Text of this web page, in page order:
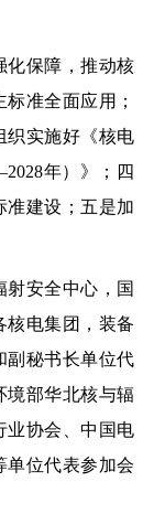
化保障，推动核
标准全面应用 ；
织实施好《核电
年）》；
四
建设； 五是加
安全中心， 国
核电集团 ， 装备
副秘书长单位代
境部华北核与辐
业协会、中国电
单位代表参加会